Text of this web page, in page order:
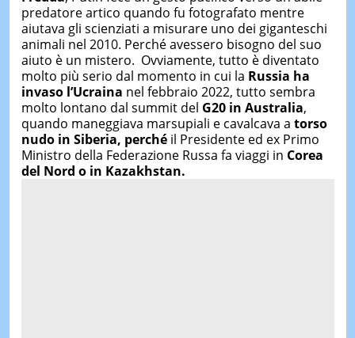
predatore artico quando fu fotografato mentre
aiutava gli scienziati a misurare uno dei giganteschi
animali nel 2010. Perché avessero bisogno del suo
aiuto è un mistero. Ovviamente, tutto è diventato
molto più serio dal momento in cui la Russia ha
invaso l’Ucraina nel febbraio 2022, tutto sembra
molto lontano dal summit del G20 in Australia,
quando maneggiava marsupiali e cavalcava a torso
nudo in Siberia, perché il Presidente ed ex Primo
Ministro della Federazione Russa fa viaggi in Corea
del Nord o in Kazakhstan.